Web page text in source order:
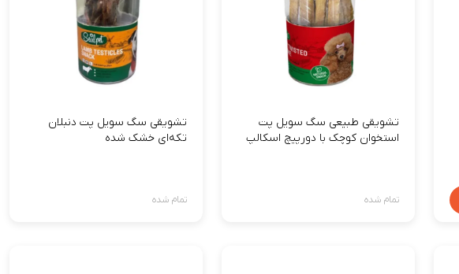
تشویقی طبیعی سگ سویل پت
استخوان کوچک با دورپيچ اسکالپ
تمام شده
تشویقی سگ سویل پت دنبلان
تکه‌ای خشک شده
تمام شده